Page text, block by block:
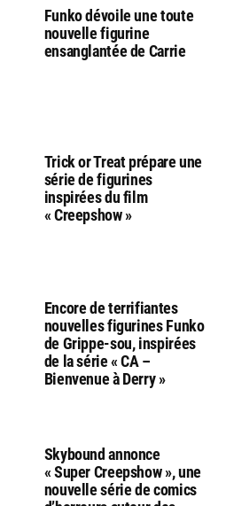
Funko dévoile une toute
nouvelle figurine
ensanglantée de Carrie
Trick or Treat prépare une
série de figurines
inspirées du film
« Creepshow »
Encore de terrifiantes
nouvelles figurines Funko
de Grippe-sou, inspirées
de la série « CA –
Bienvenue à Derry »
Skybound annonce
« Super Creepshow », une
nouvelle série de comics